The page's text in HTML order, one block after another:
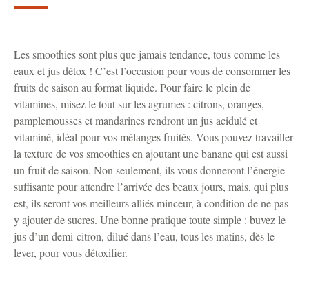
Les smoothies sont plus que jamais tendance, tous comme les
eaux et jus détox ! C’est l’occasion pour vous de consommer les
fruits de saison au format liquide. Pour faire le plein de
vitamines, misez le tout sur les agrumes : citrons, oranges,
pamplemousses et mandarines rendront un jus acidulé et
vitaminé, idéal pour vos mélanges fruités. Vous pouvez travailler
la texture de vos smoothies en ajoutant une banane qui est aussi
un fruit de saison. Non seulement, ils vous donneront l’énergie
suffisante pour attendre l’arrivée des beaux jours, mais, qui plus
est, ils seront vos meilleurs alliés minceur, à condition de ne pas
y ajouter de sucres. Une bonne pratique toute simple : buvez le
jus d’un demi-citron, dilué dans l’eau, tous les matins, dès le
lever, pour vous détoxifier.